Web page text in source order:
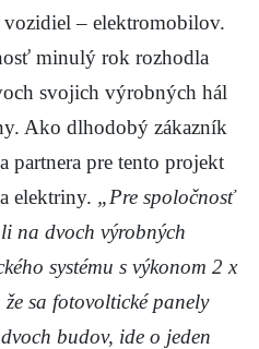
– elektromobilov.
minulý rok rozhodla
svojich výrobných hál
Ako dlhodobý zákazník
pre tento projekt
elektriny. „Pre spoločnosť
na dvoch výrobných
systému s výkonom 2 x
sa fotovoltické panely
budov, ide o jeden